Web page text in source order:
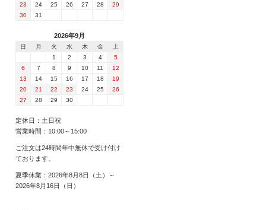
23
24 25 26 27 28
29
30
31
2026年9月
日 月 火 水 木 金
土
1
2 3 4
5
6
7 8 9 10 11
12
13
14 15 16 17 18
19
20
21 22 23 24 25
26
27
28 29 30
定休日：土日祝
営業時間：10:00～15:00
ご注文は24時間年中無休で受け付け
ております。
夏季休業：2026年8月8日（土）～
2026年8月16日（日）